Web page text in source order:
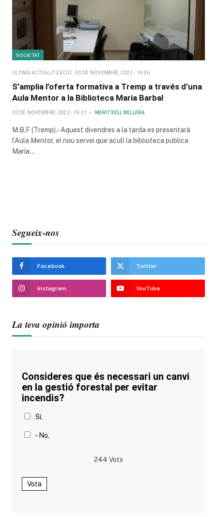
SOCIETAT
ULTIMA ACTUALITZACIÓ 30 DE NOVEMBRE, 2022 - 19:36
S’amplia l’oferta formativa a Tremp a través d’una
Aula Mentor a la Biblioteca Maria Barbal
30 DE NOVEMBRE, 2022 - 15:21 MERITXELL BELLERA
M.B.F (Tremp).- Aquest divendres a la tarda es presentarà
l’Aula Mentor, el nou servei que acull la biblioteca pública
Maria…
Segueix-nos
Facebook Twitter
Instagram YouTube
La teva opinió importa
Consideres que és necessari un canvi
en la gestió forestal per evitar
incendis?
Sí,
- No,
244 Vots
Vota